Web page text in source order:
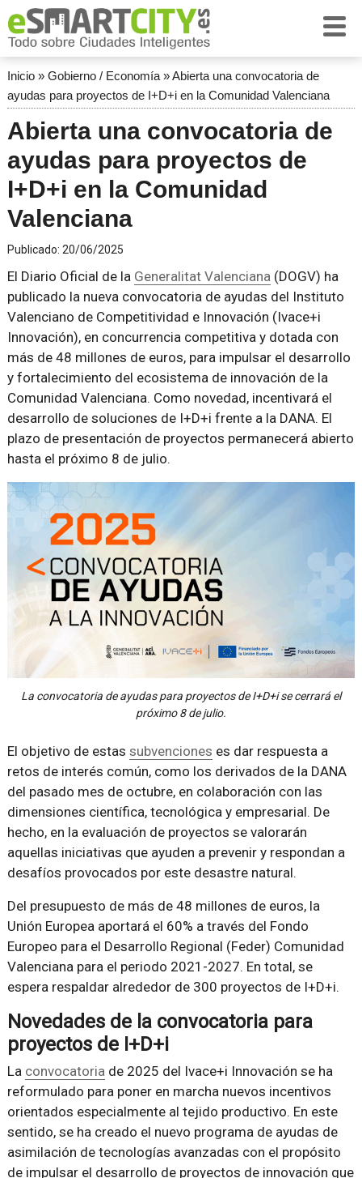
Inicio» Gobierno / Economía»Abierta una convocatoria de
ayudas para proyectos de I+D+i en la Comunidad Valenciana
Abierta una convocatoria de
ayudas para proyectos de
I+D+i en la Comunidad
Valenciana
Publicado: 20/06/2025
El Diario Oficial de la Generalitat Valenciana(DOGV) ha
publicado la nueva convocatoria de ayudas del Instituto
Valenciano de Competitividad e Innovación (Ivace+i
Innovación), en concurrencia competitiva y dotada con
más de 48 millones de euros, para impulsar el desarrollo
y fortalecimiento del ecosistema de innovación de la
Comunidad Valenciana. Como novedad, incentivará el
desarrollo de soluciones de I+D+i frente a la DANA. El
plazo de presentación de proyectos permanecerá abierto
hasta el próximo 8 de julio.
La convocatoria de ayudas para proyectos de I+D+i se cerrará el
próximo 8 de julio.
El objetivo de estas subvenciones es dar respuesta a
retos de interés común, como los derivados de la DANA
del pasado mes de octubre, en colaboración con las
dimensiones científica, tecnológica y empresarial. De
hecho, en la evaluación de proyectos se valorarán
aquellas iniciativas que ayuden a prevenir y respondan a
desafíos provocados por este desastre natural.
Del presupuesto de más de 48 millones de euros, la
Unión Europea aportará el 60% a través del Fondo
Europeo para el Desarrollo Regional (Feder) Comunidad
Valenciana para el periodo 2021-2027. En total, se
espera respaldar alrededor de 300 proyectos de I+D+i.
Novedades de la convocatoria para
proyectos de I+D+i
La convocatoria de 2025 del Ivace+i Innovación se ha
reformulado para poner en marcha nuevos incentivos
orientados especialmente al tejido productivo. En este
sentido, se ha creado el nuevo programa de ayudas de
asimilación de tecnologías avanzadas con el propósito
de impulsar el desarrollo de proyectos de innovación que